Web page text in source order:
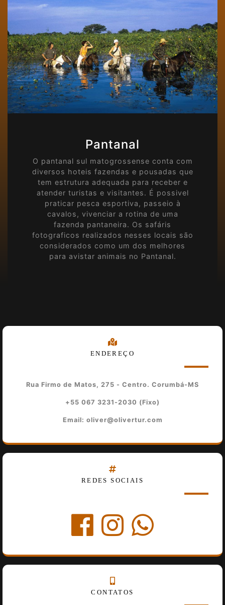
Pantanal
O pantanal sul matogrossense conta com
diversos hoteis fazendas e pousadas que
tem estrutura adequada para receber e
atender turistas e visitantes. É possivel
praticar pesca esportiva, passeio à
cavalos, vivenciar a rotina de uma
fazenda pantaneira. Os safáris
fotograficos realizados nesses locais são
considerados como um dos melhores
para avistar animais no Pantanal.
ENDEREÇO
Rua Firmo de Matos, 275 - Centro. Corumbá-MS
+55 067 3231-2030 (Fixo)
Email: oliver@olivertur.com
REDES SOCIAIS
CONTATOS